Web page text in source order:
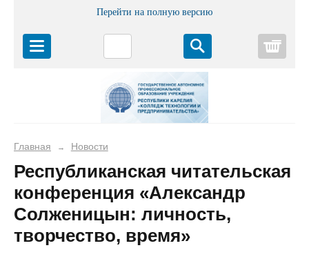
Перейти на полную версию
Главная → Новости
Республиканская читательская
конференция «Александр
Солженицын: личность,
творчество, время»